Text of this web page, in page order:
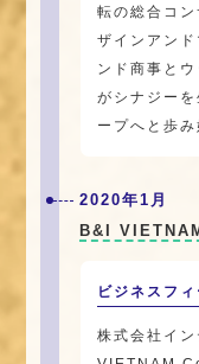
転の総合コ
ザインアン
ンド商事と
がシナジー
ープへと歩み
2020年1月
B&I
ビジネスフ
株式会社イ